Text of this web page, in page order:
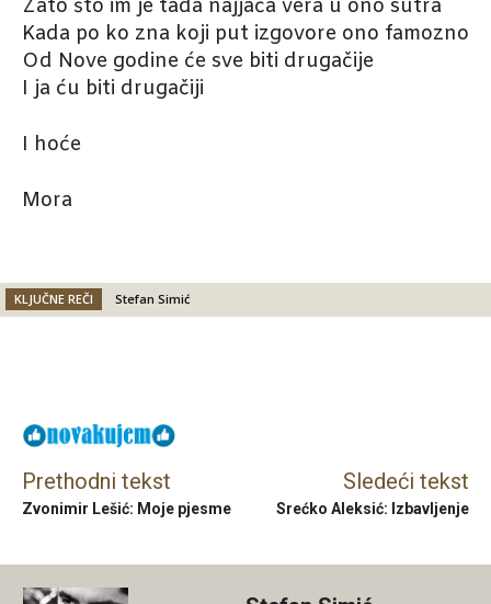
Zato što im je tada najjača vera u ono sutra
Kada po ko zna koji put izgovore ono famozno
Od Nove godine će sve biti drugačije
I ja ću biti drugačiji
I hoće
Mora
KLJUČNE REČI Stefan Simić
Prethodni tekst
Zvonimir Lešić: Moje pjesme
Sledeći tekst
Srećko Aleksić: Izbavljenje